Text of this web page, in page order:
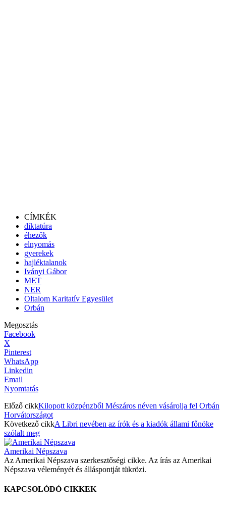
CÍMKÉK
diktatúra
éhezők
elnyomás
gyerekek
hajléktalanok
Iványi Gábor
MET
NER
Oltalom Karitatív Egyesület
Orbán
Megosztás
Facebook
X
Pinterest
WhatsApp
Linkedin
Email
Nyomtatás
Előző cikkKilopott közpénzből Mészáros néven vásárolja fel Orbán
Horvátországot
Következő cikkA Libri nevében az írók és a kiadók állami főnöke
szólalt meg
Amerikai Népszava
Az Amerikai Népszava szerkesztőségi cikke. Az írás az Amerikai
Népszava véleményét és álláspontját tükrözi.
KAPCSOLÓDÓ CIKKEK